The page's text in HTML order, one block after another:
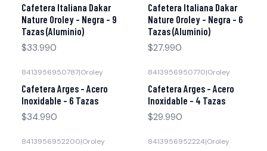
Cafetera Italiana Dakar
Nature Oroley - Negra - 9
Tazas (Aluminio)
$33.990
Cafetera Italiana Dakar
Nature Oroley - Negra - 6
Tazas (Aluminio)
$27.990
8413956950787|Oroley
Cafetera Arges - Acero
Inoxidable - 6 Tazas
$34.990
8413956950770|Oroley
Cafetera Arges - Acero
Inoxidable - 4 Tazas
$29.990
8413956952200|Oroley 8413956952224|Oroley